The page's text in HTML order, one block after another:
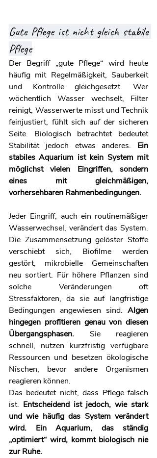
Gute Pflege ist nicht gleich stabile
Pflege
Der Begriff „gute Pflege“ wird heute
häufig mit Regelmäßigkeit, Sauberkeit
und Kontrolle gleichgesetzt. Wer
wöchentlich Wasser wechselt, Filter
reinigt, Wasserwerte misst und Technik
feinjustiert, fühlt sich auf der sicheren
Seite. Biologisch betrachtet bedeutet
Stabilität jedoch etwas anderes. Ein
stabiles Aquarium ist kein System mit
möglichst vielen Eingriffen, sondern
eines mit gleichmäßigen,
vorhersehbaren Rahmenbedingungen.
Jeder Eingriff, auch ein routinemäßiger
Wasserwechsel, verändert das System.
Die Zusammensetzung gelöster Stoffe
verschiebt sich, Biofilme werden
gestört, mikrobielle Gemeinschaften
neu sortiert. Für höhere Pflanzen sind
solche Veränderungen oft
Stressfaktoren, da sie auf langfristige
Bedingungen angewiesen sind. Algen
hingegen profitieren genau von diesen
Übergangsphasen. Sie reagieren
schnell, nutzen kurzfristig verfügbare
Ressourcen und besetzen ökologische
Nischen, bevor andere Organismen
reagieren können.
Das bedeutet nicht, dass Pflege falsch
ist. Entscheidend ist jedoch, wie stark
und wie häufig das System verändert
wird. Ein Aquarium, das ständig
„optimiert“ wird, kommt biologisch nie
zur Ruhe.